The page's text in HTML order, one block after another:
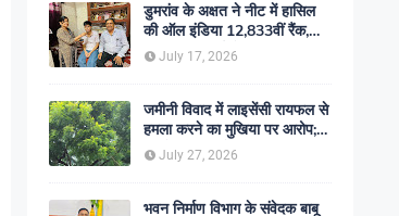
डुमरांव के अक्षत ने नीट में हासिल
की ऑल इंडिया 12,833वीं रैंक,
ऑनलाइन पढ़ाई से रचा सफलता का
इतिहास
July 17, 2026
जमीनी विवाद में लाइसेंसी रायफल से
हमला करने का मुखिया पर आरोप;
मामले की जांच में जुटी पुलिस
July 27, 2026
भवन निर्माण विभाग के संवेदक बाबू